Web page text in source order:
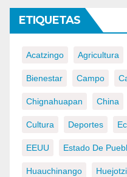
ETIQUETAS
Acatzingo Agricultura
Bienestar Campo
Chignahuapan China
Cultura Deportes
EEUU Estado De
Huauchinango